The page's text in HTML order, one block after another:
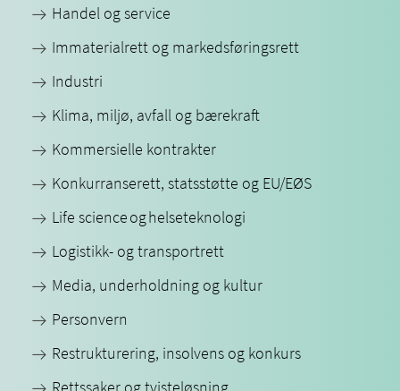
Handel og service
Immaterialrett og markedsføringsrett
Industri
Klima, miljø, avfall og bærekraft
Kommersielle kontrakter
Konkurranserett, statsstøtte og EU/EØS
Life science og helseteknologi
Logistikk- og transportrett
Media, underholdning og kultur
Personvern
Restrukturering, insolvens og konkurs